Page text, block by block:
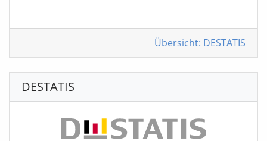
Übersicht: DESTATIS
DESTATIS